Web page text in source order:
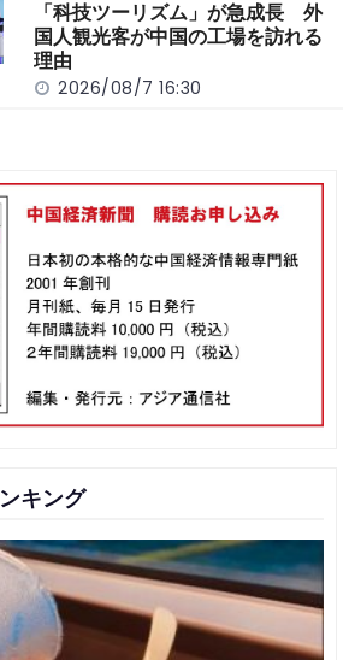
「科技ツーリズム」が急成長 外
国人観光客が中国の工場を訪れる
理由
2026/08/7 16:30
キング